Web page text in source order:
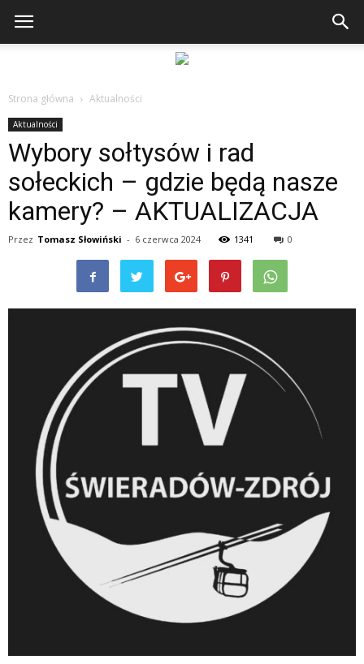
Strona główna Aktualności
Aktualności
Wybory sołtysów i rad
sołeckich – gdzie będą nasze
kamery? – AKTUALIZACJA
Przez Tomasz Słowiński - 6 czerwca 2024 1341 0